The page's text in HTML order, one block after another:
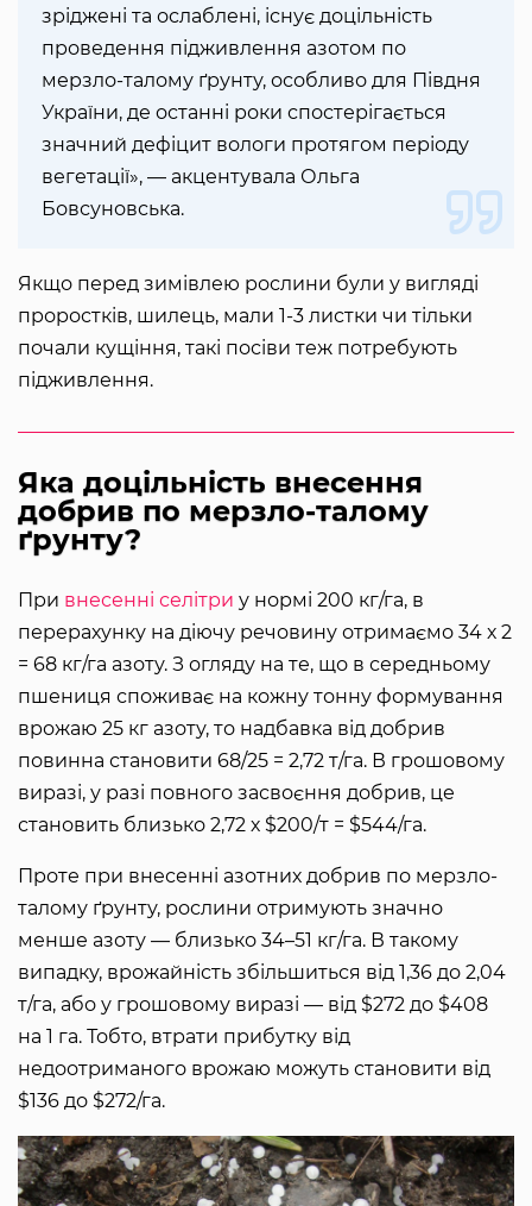
зріджені та ослаблені, існує доцільність
проведення підживлення азотом по
мерзло-талому ґрунту, особливо для Півдня
України, де останні роки спостерігається
значний дефіцит вологи протягом періоду
вегетації», — акцентувала Ольга
Бовсуновська.
Якщо перед зимівлею рослини були у вигляді
проростків, шилець, мали 1-3 листки чи тільки
почали кущіння, такі посіви теж потребують
підживлення.
Яка доцільність внесення
добрив по мерзло-талому
ґрунту?
При внесенні селітри у нормі 200 кг/га, в
перерахунку на діючу речовину отримаємо 34 х 2
= 68 кг/га азоту. З огляду на те, що в середньому
пшениця споживає на кожну тонну формування
врожаю 25 кг азоту, то надбавка від добрив
повинна становити 68/25 = 2,72 т/га. В грошовому
виразі, у разі повного засвоєння добрив, це
становить близько 2,72 х $200/т = $544/га.
Проте при внесенні азотних добрив по мерзло-
талому ґрунту, рослини отримують значно
менше азоту — близько 34–51 кг/га. В такому
випадку, врожайність збільшиться від 1,36 до 2,04
т/га, або у грошовому виразі — від $272 до $408
на 1 га. Тобто, втрати прибутку від
недоотриманого врожаю можуть становити від
$136 до $272/га.